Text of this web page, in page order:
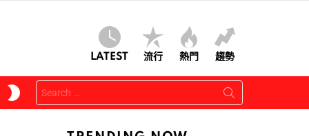
LATEST 流行 熱門 趨勢
SKIN
Search
for: